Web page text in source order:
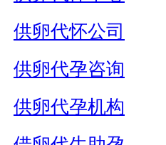
供卵代怀公司
供卵代孕咨询
供卵代孕机构